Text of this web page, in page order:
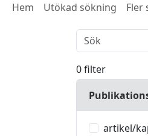
Hem Utökad sökning Fler
0 filter
artikel/